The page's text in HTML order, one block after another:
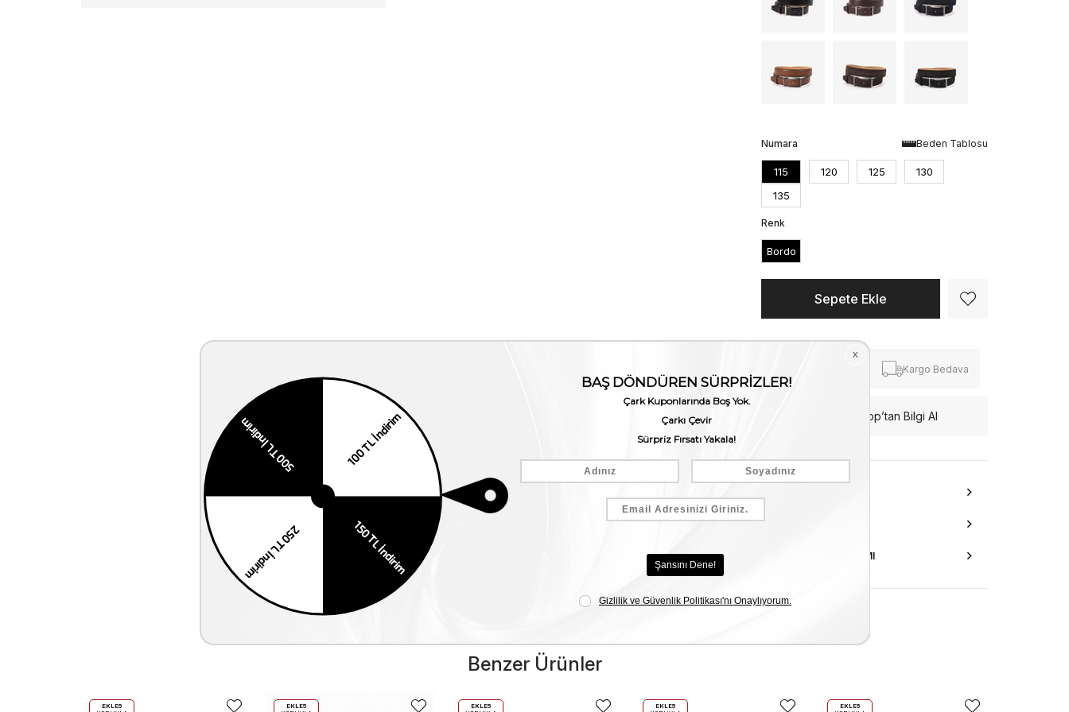
Beden Tablosu
Numara
115 120 125
130
135
Renk
Bordo
Haber Ver
Kargo Bedava
WhatsApp’tan Bilgi Al
AKSESUAR ONARIMI
Benzer Ürünler
EKLE5
EKLE5
EKLE5
EKLE5
EKLE5